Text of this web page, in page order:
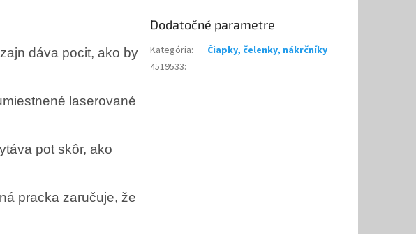
dáva pocit, ako by
laserované
pot skôr, ako
pracka zaručuje, že
Dodatočné parametre
Kategória:
Čiapky, čelenky, nákrčníky
4519533: